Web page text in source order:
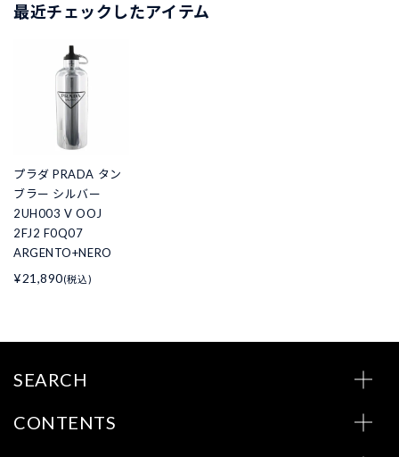
最近チェックしたアイテム
プラダ PRADA タン
ブラー シルバー
2UH003 V OOJ
2FJ2 F0Q07
ARGENTO+NERO
¥21,890(税込)
SEARCH
CONTENTS